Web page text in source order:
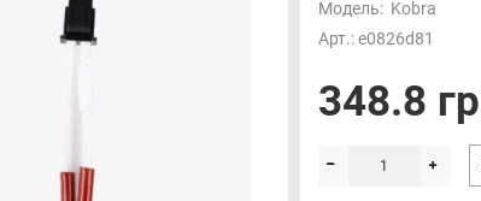
Модель: Kobra
Арт.: e0826d81
348.8